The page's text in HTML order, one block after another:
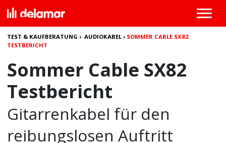
TEST & KAUFBERATUNG ›AUDIOKABEL › SOMMER CABLE SX82
TESTBERICHT
Sommer Cable SX82
Testbericht
Gitarrenkabel für den
reibungslosen Auftritt